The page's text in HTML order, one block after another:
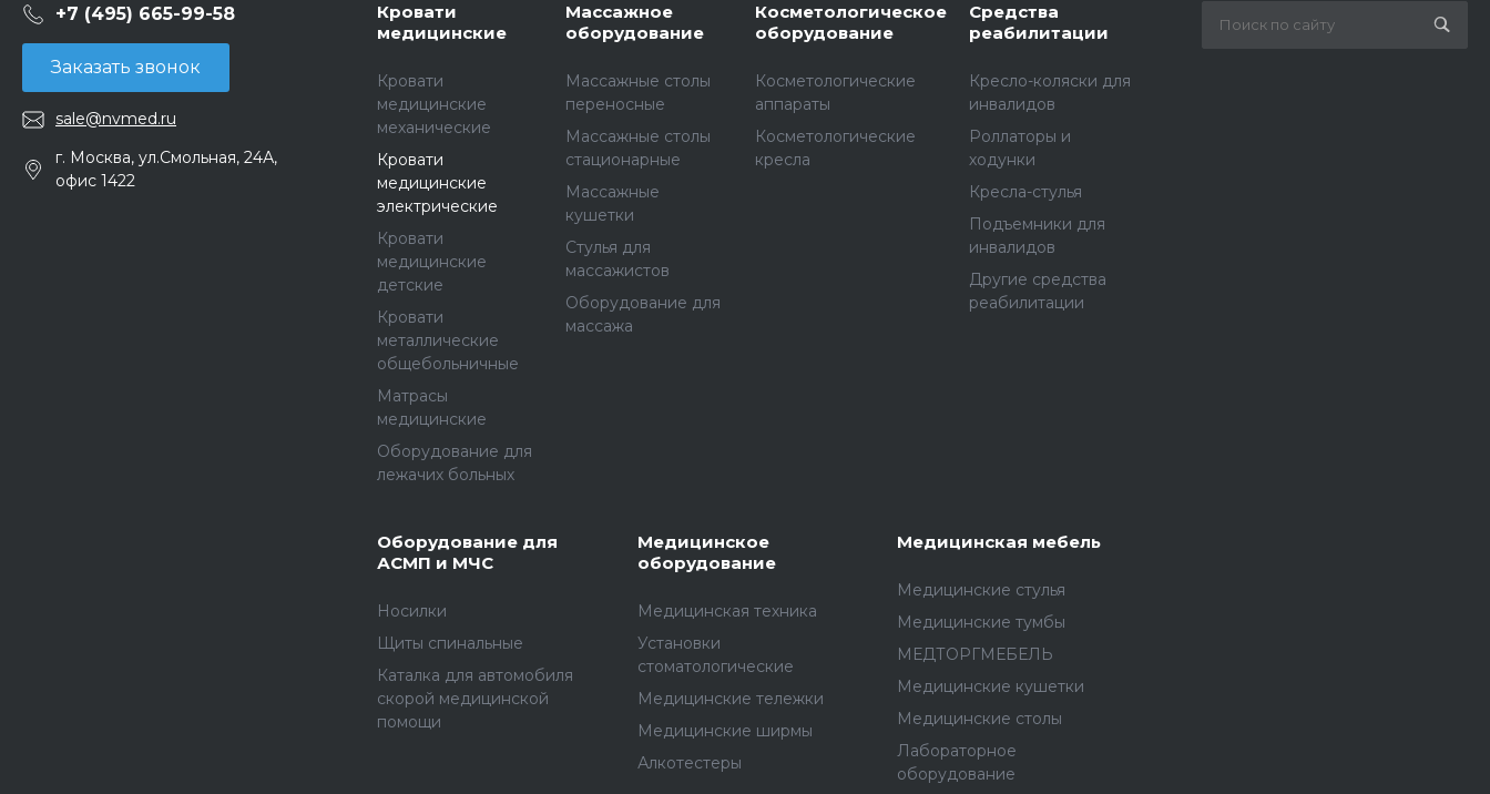
+7 (495) 665-99-58
Заказать звонок
sale@nvmed.ru
г. Москва, ул.Смольная, 24А,
офис 1422
Кровати
медицинские
Кровати
медицинские
механические
Кровати
медицинские
электрические
Кровати
медицинские
детские
Кровати
металлические
общебольничные
Матрасы
медицинские
Оборудование для
лежачих больных
Массажное
оборудование
Массажные столы
переносные
Массажные столы
стационарные
Массажные
кушетки
Стулья для
массажистов
Оборудование для
массажа
Косметологическое
оборудование
Косметологические
аппараты
Косметологические
кресла
Средства
реабилитации
Кресло-коляски для
инвалидов
Роллаторы и
ходунки
Кресла-стулья
Подъемники для
инвалидов
Другие средства
реабилитации
Оборудование для
АСМП и МЧС
Носилки
Щиты спинальные
Каталка для автомобиля
скорой медицинской
помощи
Медицинское
оборудование
Медицинская техника
Установки
стоматологические
Медицинские тележки
Медицинские ширмы
Алкотестеры
Медицинская мебель
Медицинские стулья
Медицинские тумбы
МЕДТОРГМЕБЕЛЬ
Медицинские кушетки
Медицинские столы
Лабораторное
оборудование